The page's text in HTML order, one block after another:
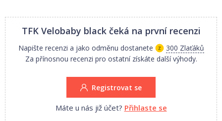
Chcete použít kočárek TFK Velo pro miminko a zároveň pro
staršího sourozence?
S novorozeneckou vložkou Velobaby to není problém.
klíčové vlastnosti:
•vhodná od narození
•použití max 2 hodiny denně
•kompatibilní s kočárkem Velo 2
•odnímatelná
specifikace:
TFK Velobaby black čeká na první recenzi
Napište recenzi a jako odměnu dostanete
300 Zlaťáků
Za přínosnou recenzi pro ostatní získáte další výhody.
Registrovat se
Máte u nás již účet? Přihlaste se